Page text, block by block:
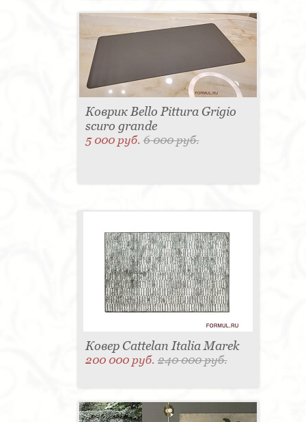
Коврик Bello Pittura Grigio
scuro grande
5 000 руб.6 000 руб.
Ковер Cattelan Italia Marek
200 000 руб.240 000 руб.